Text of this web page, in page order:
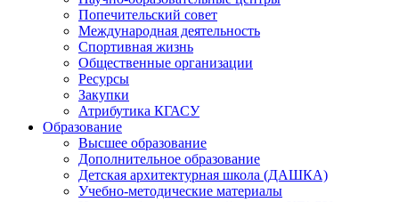
Попечительский совет
Международная деятельность
Спортивная жизнь
Общественные организации
Ресурсы
Закупки
Атрибутика КГАСУ
Образование
Высшее образование
Дополнительное образование
Детская архитектурная школа (ДАШКА)
Учебно-методические материалы